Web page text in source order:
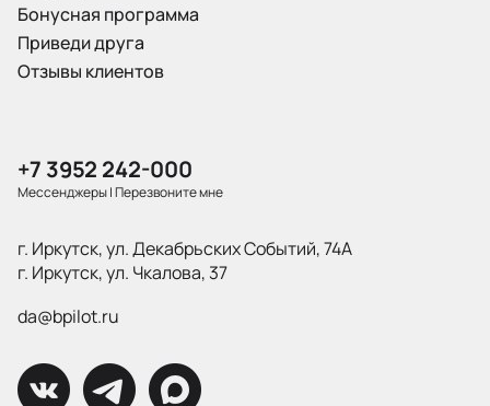
Бонусная программа
Приведи друга
Отзывы клиентов
+7 3952 242-000
Мессенджеры|Перезвоните мне
г. Иркутск, ул. Декабрьских Событий, 74А
г. Иркутск, ул. Чкалова, 37
da@bpilot.ru